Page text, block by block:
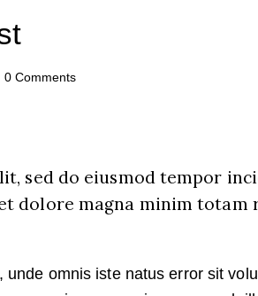
0 Comments
sed do eiusmod tempor
dolore magna minim totam
unde omnis iste natus error sit